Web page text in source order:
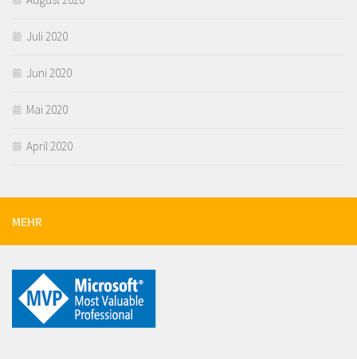
Juli 2020
Juni 2020
Mai 2020
April 2020
MEHR